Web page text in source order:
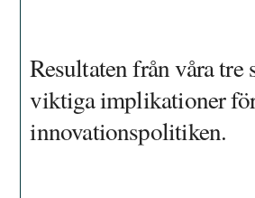
Resultaten från våra tre
viktiga implikationer
innovationspolitiken.